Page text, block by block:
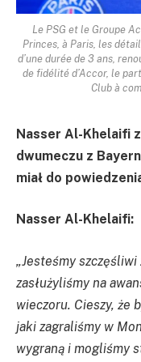
Le PSG et le Groupe
Princes, à Paris, les
d’une durée de 3 ans,
de fidélité d’Accor, le
Club à
Nasser Al-Khelaifi
dwumeczu z
miał do
Nasser Al-Khelaifi:
„Jesteśmy
zasłużyliśmy na
wieczoru. Cieszy, że
jaki zagraliśmy w
wygraną i mogliśmy